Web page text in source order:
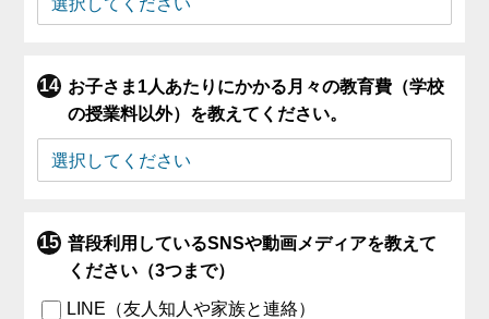
お子さま1人あたりにかかる月々の教育費（学校
の授業料以外）を教えてください。
普段利用しているSNSや動画メディアを教えて
ください（3つまで）
LINE（友人知人や家族と連絡）